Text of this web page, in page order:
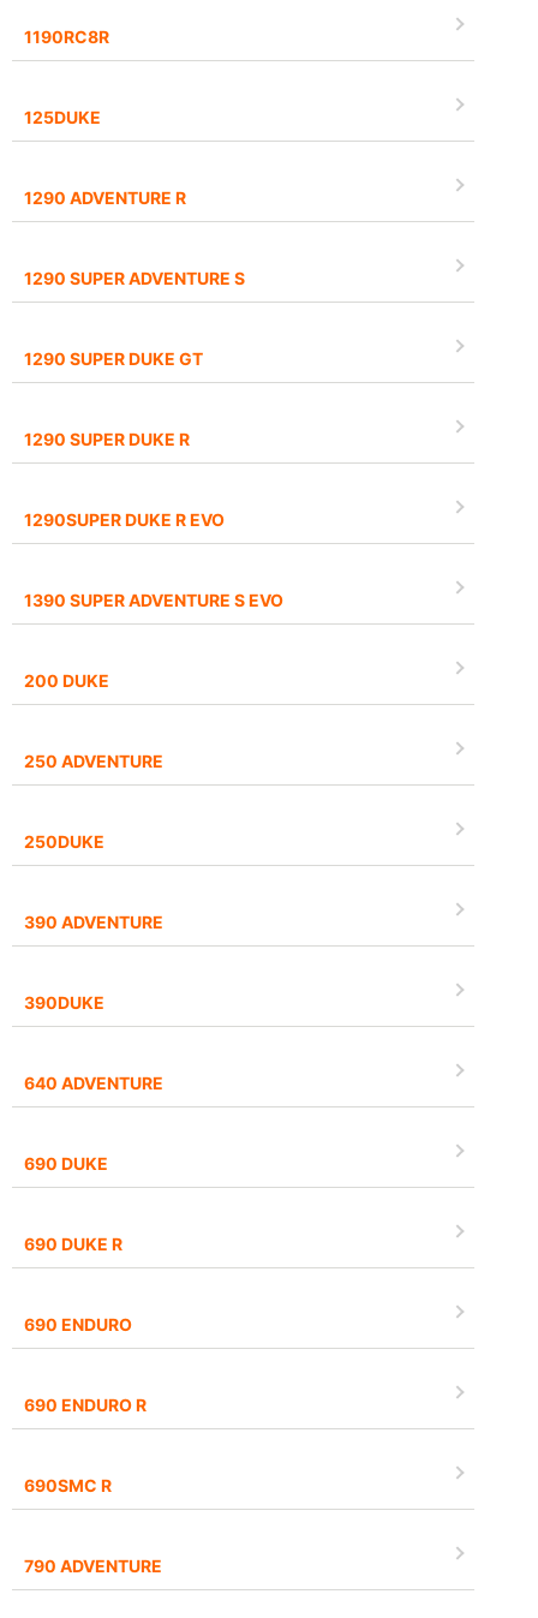
1190RC8R
125DUKE
1290 ADVENTURE R
1290 SUPER ADVENTURE S
1290 SUPER DUKE GT
1290 SUPER DUKE R
1290SUPER DUKE R EVO
1390 SUPER ADVENTURE S EVO
200 DUKE
250 ADVENTURE
250DUKE
390 ADVENTURE
390DUKE
640 ADVENTURE
690 DUKE
690 DUKE R
690 ENDURO
690 ENDURO R
690SMC R
790 ADVENTURE